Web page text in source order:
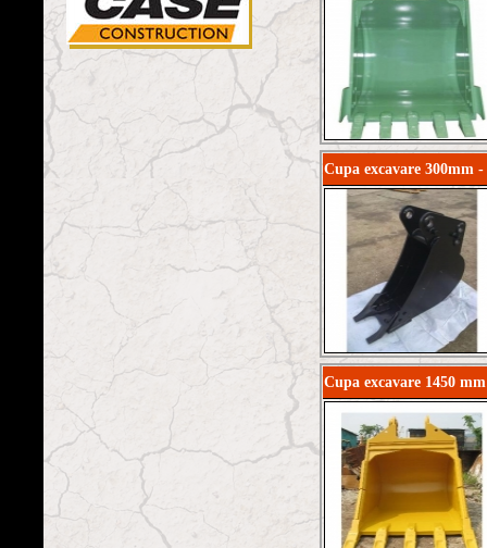
Cupa excavare 300mm -
Cupa excavare 1450